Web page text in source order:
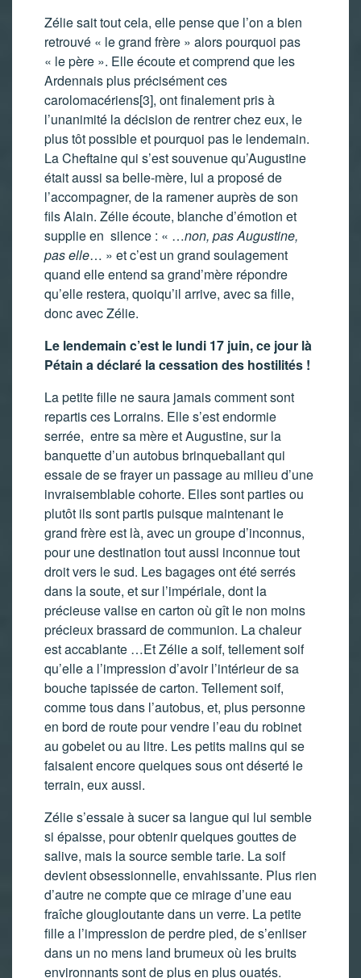
Zélie sait tout cela, elle pense que l’on a bien
retrouvé « le grand frère » alors pourquoi pas
« le père ». Elle écoute et comprend que les
Ardennais plus précisément ces
carolomacériens[3], ont finalement pris à
l’unanimité la décision de rentrer chez eux, le
plus tôt possible et pourquoi pas le lendemain.
La Cheftaine qui s’est souvenue qu’Augustine
était aussi sa belle-mère, lui a proposé de
l’accompagner, de la ramener auprès de son
fils Alain. Zélie écoute, blanche d’émotion et
supplie en silence : « …non, pas Augustine,
pas elle… » et c’est un grand soulagement
quand elle entend sa grand’mère répondre
qu’elle restera, quoiqu’il arrive, avec sa fille,
donc avec Zélie.
Le lendemain c’est le lundi 17 juin, ce jour là
Pétain a déclaré la cessation des hostilités !
La petite fille ne saura jamais comment sont
repartis ces Lorrains. Elle s’est endormie
serrée, entre sa mère et Augustine, sur la
banquette d’un autobus brinqueballant qui
essaie de se frayer un passage au milieu d’une
invraisemblable cohorte. Elles sont parties ou
plutôt ils sont partis puisque maintenant le
grand frère est là, avec un groupe d’inconnus,
pour une destination tout aussi inconnue tout
droit vers le sud. Les bagages ont été serrés
dans la soute, et sur l’impériale, dont la
précieuse valise en carton où gît le non moins
précieux brassard de communion. La chaleur
est accablante …Et Zélie a soif, tellement soif
qu’elle a l’impression d’avoir l’intérieur de sa
bouche tapissée de carton. Tellement soif,
comme tous dans l’autobus, et, plus personne
en bord de route pour vendre l’eau du robinet
au gobelet ou au litre. Les petits malins qui se
faisaient encore quelques sous ont déserté le
terrain, eux aussi.
Zélie s’essaie à sucer sa langue qui lui semble
si épaisse, pour obtenir quelques gouttes de
salive, mais la source semble tarie. La soif
devient obsessionnelle, envahissante. Plus rien
d’autre ne compte que ce mirage d’une eau
fraîche glougloutante dans un verre. La petite
fille a l’impression de perdre pied, de s’enliser
dans un no mens land brumeux où les bruits
environnants sont de plus en plus ouatés.